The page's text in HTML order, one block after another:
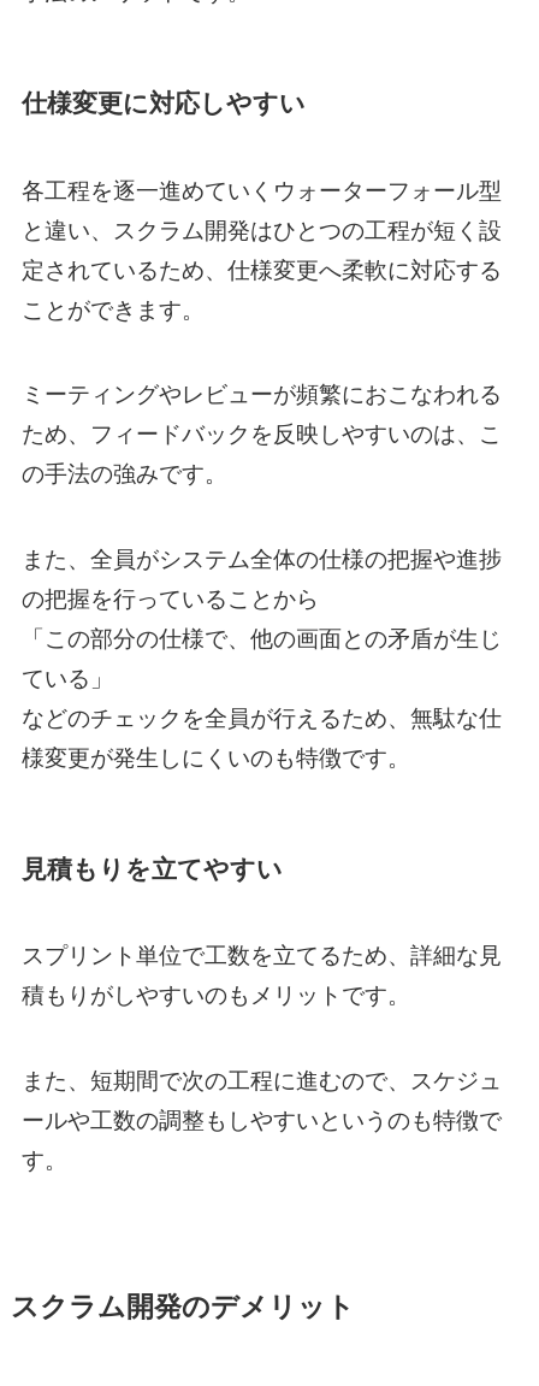
仕様変更に対応しやすい
各工程を逐一進めていくウォーターフォール型
と違い、スクラム開発はひとつの工程が短く設
定されているため、仕様変更へ柔軟に対応する
ことができます。
ミーティングやレビューが頻繁におこなわれる
ため、フィードバックを反映しやすいのは、こ
の手法の強みです。
また、全員がシステム全体の仕様の把握や進捗
の把握を行っていることから
「この部分の仕様で、他の画面との矛盾が生じ
ている」
などのチェックを全員が行えるため、無駄な仕
様変更が発生しにくいのも特徴です。
見積もりを立てやすい
スプリント単位で工数を立てるため、詳細な見
積もりがしやすいのもメリットです。
また、短期間で次の工程に進むので、スケジュ
ールや工数の調整もしやすいというのも特徴で
す。
スクラム開発のデメリット